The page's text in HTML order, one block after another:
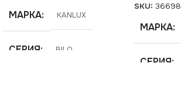
МАРКА KANLUX
СЕРИЯ BILO
SKU: 36698
МАРКА
СЕРИЯ